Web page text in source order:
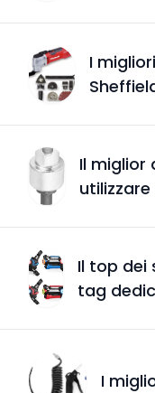
I
Il
Il top dei
tag
I